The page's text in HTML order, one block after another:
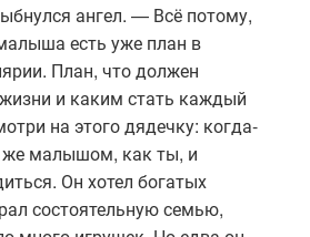
ангел. — Всё потому,
есть уже план в
План, что должен
и каким стать каждый
на этого дядечку: когда-
малышом, как ты, и
Он хотел богатых
состоятельную семью,